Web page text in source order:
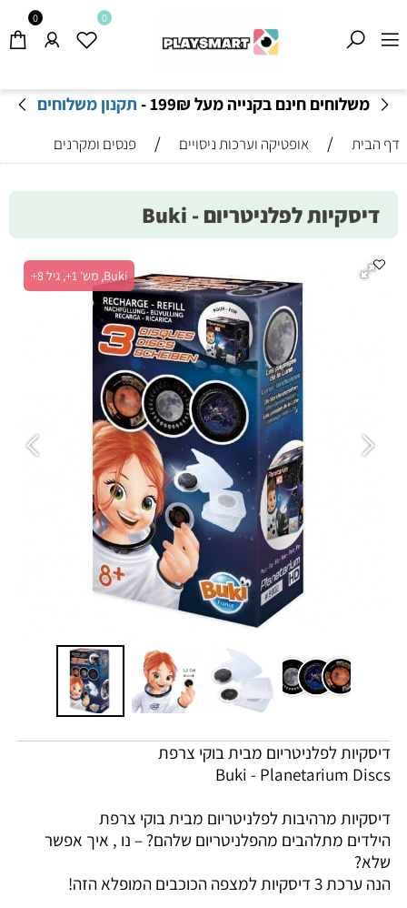
משלוחים חינם בקנייה מעל 199 ₪
- תקנון משלוחים
0 0
דף הבית / אופטיקה וערכות ניסויים / פנסים ומקרנים
דיסקיות לפלניטריום - Buki
Buki, מש' 1+, גיל 8+
דיסקיות לפלניטריום מבית בוקי צרפת
Buki - Planetarium Discs
דיסקיות מרהיבות לפלניטריום מבית בוקי צרפת
הילדים מתלהבים מהפלניטריום שלהם? – נו , איך אפשר
שלא?
הנה ערכת 3 דיסקיות למצפה הכוכבים המופלא הזה!